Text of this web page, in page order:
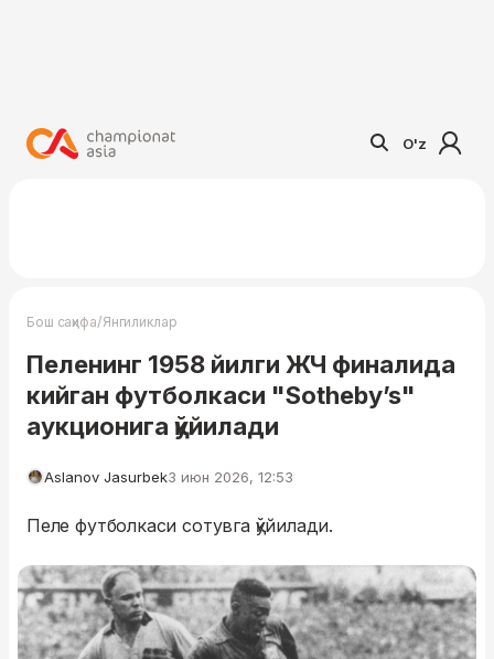
O'z
Бош саҳифа/Янгиликлар
Пеленинг 1958 йилги ЖЧ финалида
кийган футболкаси "Sotheby’s"
аукционига қўйилади
Aslanov Jasurbek3 июн 2026, 12:53
Пеле футболкаси сотувга қўйилади.